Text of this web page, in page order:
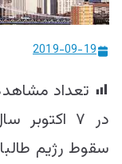
2019-09-19
تعداد
سقوط رژیم